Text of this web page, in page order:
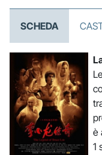
SCHEDA
è
1